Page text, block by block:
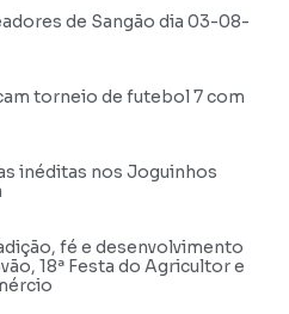
de Sangão dia 03-08-
torneio de futebol 7 com
inéditas nos Joguinhos
fé e desenvolvimento
18ª Festa do Agricultor e